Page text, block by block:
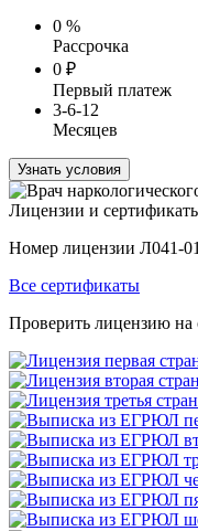
0 %
Рассрочка
0 ₽
Первый платеж
3-6-12
Месяцев
Узнать условия
Лицензии и
Номер лицензии Л041-
Все сертификаты
Проверить лицензию на